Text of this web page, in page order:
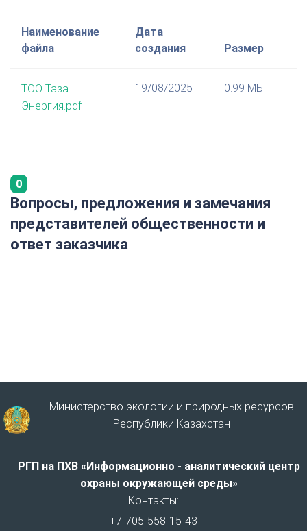
Наименование
файла
Дата
создания
Размер
ТОО Таза
Энергия.pdf
19/08/2025 0.99 МБ
0
Вопросы, предложения и замечания
представителей общественности и
ответ заказчика
Министерство экологии и природных ресурсов
Республики Казахстан
РГП на ПХВ «Информационно - аналитический центр
охраны окружающей среды»
Контакты:
+7-705-558-15-43